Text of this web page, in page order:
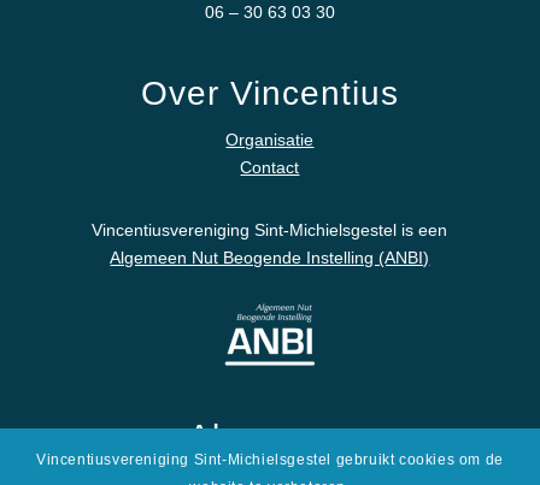
06 – 30 63 03 30
Over Vincentius
Organisatie
Contact
Vincentiusvereniging Sint-Michielsgestel is een
Algemeen Nut Beogende Instelling (ANBI)
Algemeen
Vincentiusvereniging Sint-Michielsgestel gebruikt cookies om de